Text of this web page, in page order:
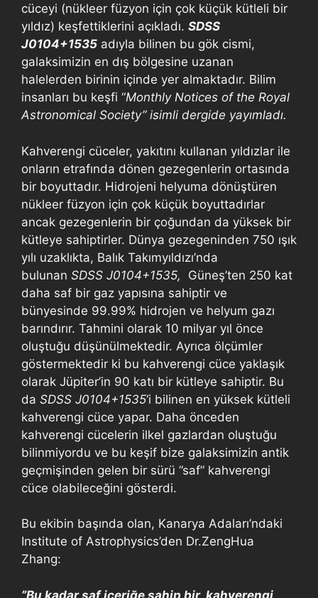
cüceyi (nükleer füzyon için çok küçük kütleli bir
yıldız) keşfettiklerini açıkladı. SDSS
J0104+1535 adıyla bilinen bu gök cismi,
galaksimizin en dış bölgesine uzanan
halelerden birinin içinde yer almaktadır. Bilim
insanları bu keşfi “Monthly Notices of the Royal
Astronomical Society” isimli dergide yayımladı.
Kahverengi cüceler, yakıtını kullanan yıldızlar ile
onların etrafında dönen gezegenlerin ortasında
bir boyuttadır. Hidrojeni helyuma dönüştüren
nükleer füzyon için çok küçük boyuttadırlar
ancak gezegenlerin bir çoğundan da yüksek bir
kütleye sahiptirler. Dünya gezegeninden 750 ışık
yılı uzaklıkta, Balık Takımyıldızı’nda
bulunan SDSS J0104+1535, Güneş’ten 250 kat
daha saf bir gaz yapısına sahiptir ve
bünyesinde 99.99% hidrojen ve helyum gazı
barındırır. Tahmini olarak 10 milyar yıl önce
oluştuğu düşünülmektedir. Ayrıca ölçümler
göstermektedir ki bu kahverengi cüce yaklaşık
olarak Jüpiter’in 90 katı bir kütleye sahiptir. Bu
da SDSS J0104+1535‘i bilinen en yüksek kütleli
kahverengi cüce yapar. Daha önceden
kahverengi cücelerin ilkel gazlardan oluştuğu
bilinmiyordu ve bu keşif bize galaksimizin antik
geçmişinden gelen bir sürü ”saf” kahverengi
cüce olabileceğini gösterdi.
Bu ekibin başında olan, Kanarya Adaları’ndaki
Institute of Astrophysics’den Dr.ZengHua
Zhang:
”Bu kadar saf içeriğe sahip bir kahverengi